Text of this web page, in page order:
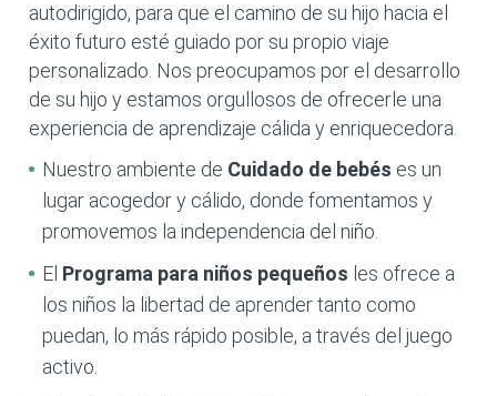
autodirigido, para que el camino de su hijo hacia el
éxito futuro esté guiado por su propio viaje
personalizado. Nos preocupamos por el desarrollo
de su hijo y estamos orgullosos de ofrecerle una
experiencia de aprendizaje cálida y enriquecedora.
Nuestro ambiente de Cuidado de bebés es un
lugar acogedor y cálido, donde fomentamos y
promovemos la independencia del niño.
El Programa para niños pequeños les ofrece a
los niños la libertad de aprender tanto como
puedan, lo más rápido posible, a través del juego
activo.